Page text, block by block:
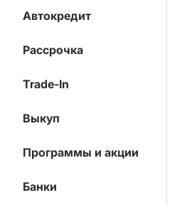
Автокредит
Рассрочка
Trade-In
Выкуп
Программы и акции
Банки